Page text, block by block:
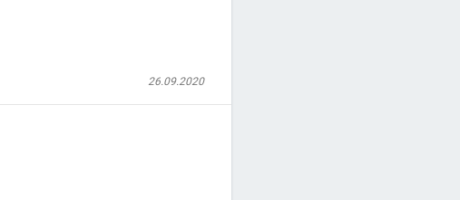
26.09.2020